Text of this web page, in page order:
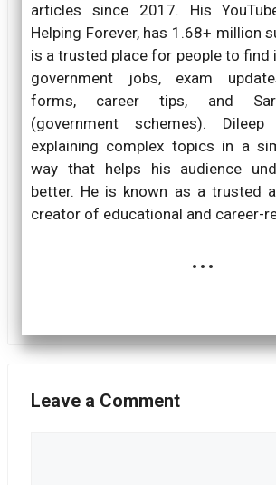
articles since 2017. His
Helping Forever, has 1.68+ million
is a trusted place for people to find
government jobs, exam
forms, career tips, and
(government schemes).
explaining complex topics in a
way that helps his audience
better. He is known as a trusted
creator of educational and career-
...
Leave a Comment